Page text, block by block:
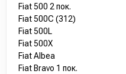
Fiat 500 2 пок.
Fiat 500C (312)
Fiat 500L
Fiat 500X
Fiat Albea
Fiat Bravo 1 пок.